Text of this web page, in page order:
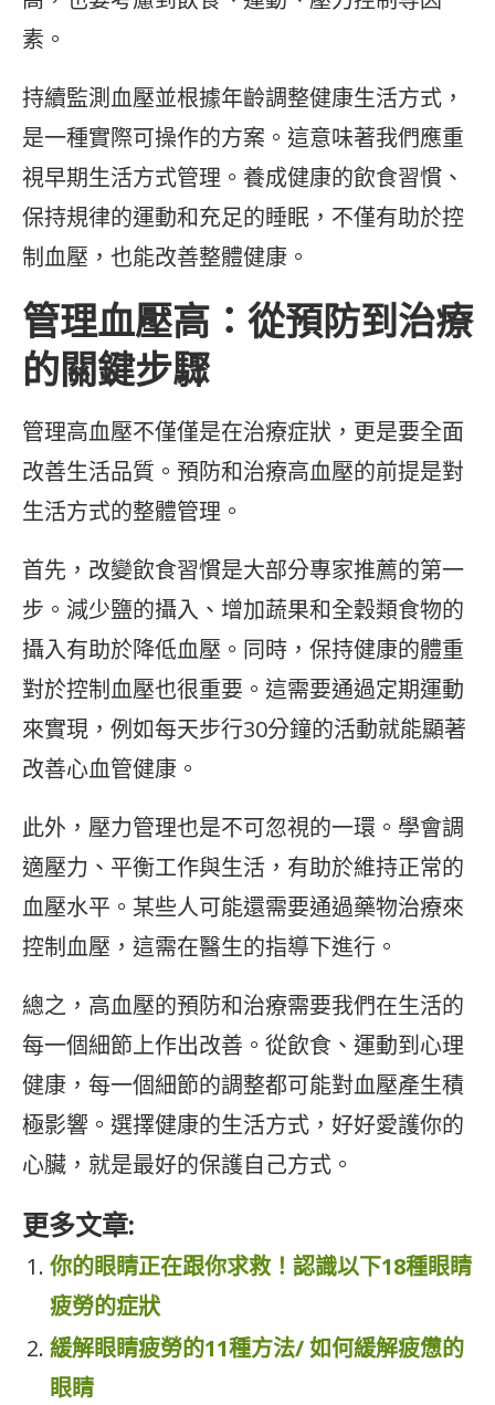
素。
持續監測血壓並根據年齡調整健康生活方式，
是一種實際可操作的方案。這意味著我們應重
視早期生活方式管理。養成健康的飲食習慣、
保持規律的運動和充足的睡眠，不僅有助於控
制血壓，也能改善整體健康。
管理血壓高：從預防到治療
的關鍵步驟
管理高血壓不僅僅是在治療症狀，更是要全面
改善生活品質。預防和治療高血壓的前提是對
生活方式的整體管理。
首先，改變飲食習慣是大部分專家推薦的第一
步。減少鹽的攝入、增加蔬果和全穀類食物的
攝入有助於降低血壓。同時，保持健康的體重
對於控制血壓也很重要。這需要通過定期運動
來實現，例如每天步行30分鐘的活動就能顯著
改善心血管健康。
此外，壓力管理也是不可忽視的一環。學會調
適壓力、平衡工作與生活，有助於維持正常的
血壓水平。某些人可能還需要通過藥物治療來
控制血壓，這需在醫生的指導下進行。
總之，高血壓的預防和治療需要我們在生活的
每一個細節上作出改善。從飲食、運動到心理
健康，每一個細節的調整都可能對血壓產生積
極影響。選擇健康的生活方式，好好愛護你的
心臟，就是最好的保護自己方式。
更多文章:
你的眼睛正在跟你求救！認識以下18種眼睛
疲勞的症狀
緩解眼睛疲勞的11種方法/ 如何緩解疲憊的
眼睛